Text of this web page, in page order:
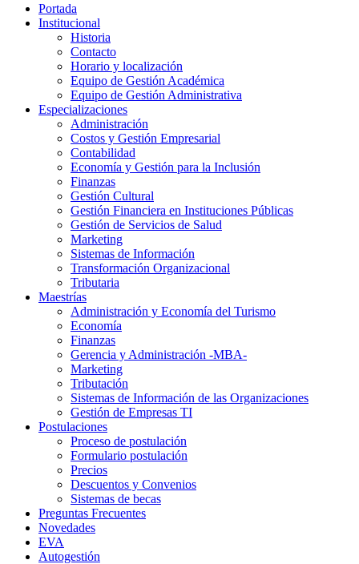
Portada
Institucional
Historia
Contacto
Horario y localización
Equipo de Gestión Académica
Equipo de Gestión Administrativa
Especializaciones
Administración
Costos y Gestión Empresarial
Contabilidad
Economía y Gestión para la Inclusión
Finanzas
Gestión Cultural
Gestión Financiera en Instituciones Públicas
Gestión de Servicios de Salud
Marketing
Sistemas de Información
Transformación Organizacional
Tributaria
Maestrías
Administración y Economía del Turismo
Economía
Finanzas
Gerencia y Administración -MBA-
Marketing
Tributación
Sistemas de Información de las Organizaciones
Gestión de Empresas TI
Postulaciones
Proceso de postulación
Formulario postulación
Precios
Descuentos y Convenios
Sistemas de becas
Preguntas Frecuentes
Novedades
EVA
Autogestión